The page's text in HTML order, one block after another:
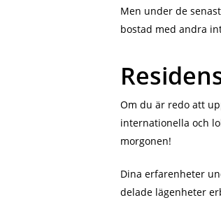
Men under de
bostad med andra
Om du är redo att
internationella och
morgonen!
Dina erfarenheter
delade lägenheter